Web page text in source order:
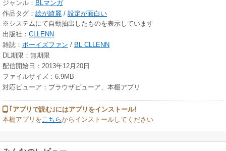
ジャンル： BLマンガ
作品タグ： 絵が綺麗 / 設定が面白い
※システムにて自動抽出したものを表示しています
出版社： CLLENN
雑誌： ボーイズファン / BL CLLENN
DL期限：無期限
配信開始日：2013年12月20日
ファイルサイズ：6.9MB
対応ビューア：ブラウザビューア、本棚アプリ
｢アプリで読む｣にはアプリをインストール!
本棚アプリをこちらからインストールしてください